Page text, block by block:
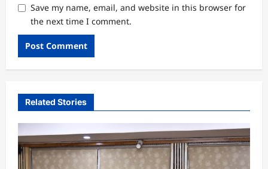
Save my name, email, and website in this browser for
the next time I comment.
Related Stories